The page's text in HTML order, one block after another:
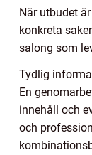
När utbudet
konkreta
salong som
Tydlig
En
innehåll och
och